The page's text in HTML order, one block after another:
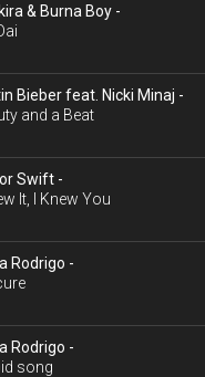
& Burna Boy -
Bieber feat. Nicki Minaj -
and a Beat
Swift -
It, I Knew You
Rodrigo -
Rodrigo -
song